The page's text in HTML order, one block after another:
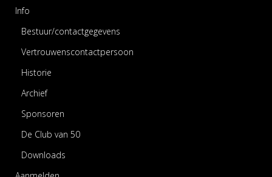
Info
Bestuur/contactgegevens
Vertrouwenscontactpersoon
Historie
Archief
Sponsoren
De Club van 50
Downloads